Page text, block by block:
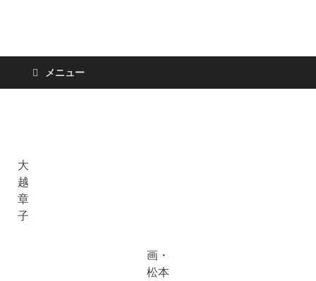
日々の新聞
メニュー
大
越
章
子
画・
松本